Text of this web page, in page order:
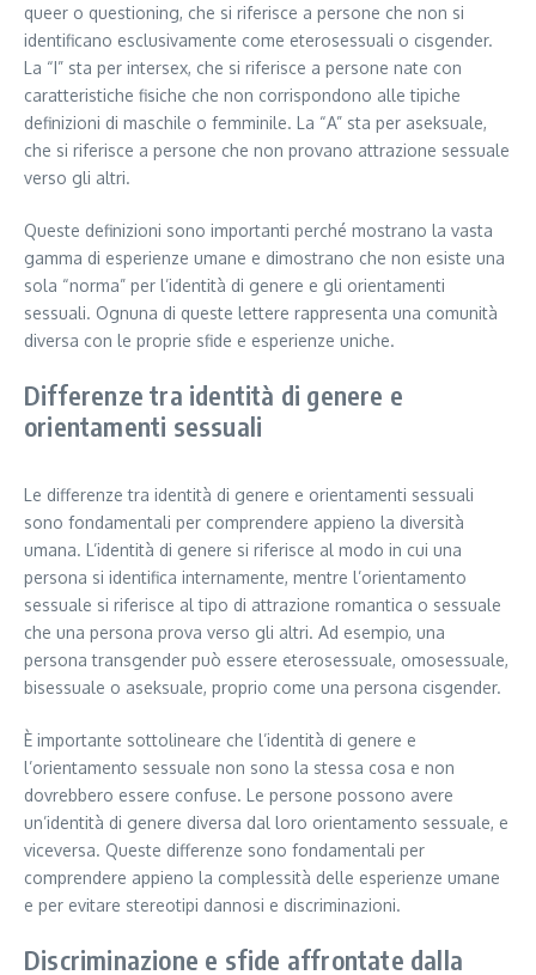
queer o questioning, che si riferisce a persone che non si
identificano esclusivamente come eterosessuali o cisgender.
La “I” sta per intersex, che si riferisce a persone nate con
caratteristiche fisiche che non corrispondono alle tipiche
definizioni di maschile o femminile. La “A” sta per aseksuale,
che si riferisce a persone che non provano attrazione sessuale
verso gli altri.
Queste definizioni sono importanti perché mostrano la vasta
gamma di esperienze umane e dimostrano che non esiste una
sola “norma” per l’identità di genere e gli orientamenti
sessuali. Ognuna di queste lettere rappresenta una comunità
diversa con le proprie sfide e esperienze uniche.
Differenze tra identità di genere e
orientamenti sessuali
Le differenze tra identità di genere e orientamenti sessuali
sono fondamentali per comprendere appieno la diversità
umana. L’identità di genere si riferisce al modo in cui una
persona si identifica internamente, mentre l’orientamento
sessuale si riferisce al tipo di attrazione romantica o sessuale
che una persona prova verso gli altri. Ad esempio, una
persona transgender può essere eterosessuale, omosessuale,
bisessuale o aseksuale, proprio come una persona cisgender.
È importante sottolineare che l’identità di genere e
l’orientamento sessuale non sono la stessa cosa e non
dovrebbero essere confuse. Le persone possono avere
un’identità di genere diversa dal loro orientamento sessuale, e
viceversa. Queste differenze sono fondamentali per
comprendere appieno la complessità delle esperienze umane
e per evitare stereotipi dannosi e discriminazioni.
Discriminazione e sfide affrontate dalla